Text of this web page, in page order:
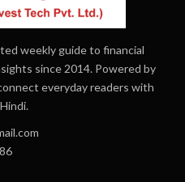
weekly guide to financial
since 2014. Powered by
everyday readers with